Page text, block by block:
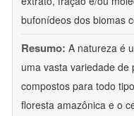
bufonídeos dos biomas
Resumo: A natureza é
uma vasta variedade de
compostos para todo
floresta amazônica e o